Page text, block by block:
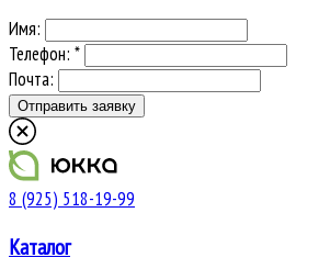
Имя:
Телефон: *
Почта:
8 (925) 518-19-99
Каталог